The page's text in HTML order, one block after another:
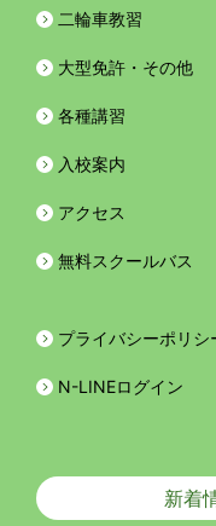
二輪車教習
大型免許・その他
各種講習
入校案内
アクセス
無料スクールバス
プライバシーポリシ
N-LINEログイン
新着